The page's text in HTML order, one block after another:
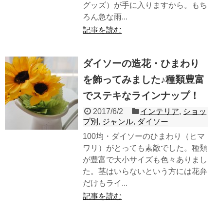
グッズ）が手に入りますから。もち
ろん急な雨...
記事を読む
ダイソーの造花・ひまわり
を飾ってみました♪種類豊富
でステキなラインナップ！
2017/6/2 インテリア, ショッ
プ別 , ジャンル, ダイソー
100均・ダイソーのひまわり（ヒマ
ワリ）がとっても素敵でした。種類
が豊富で大小サイズも色々ありまし
た。茎はいらないという方には花弁
だけもライ...
記事を読む